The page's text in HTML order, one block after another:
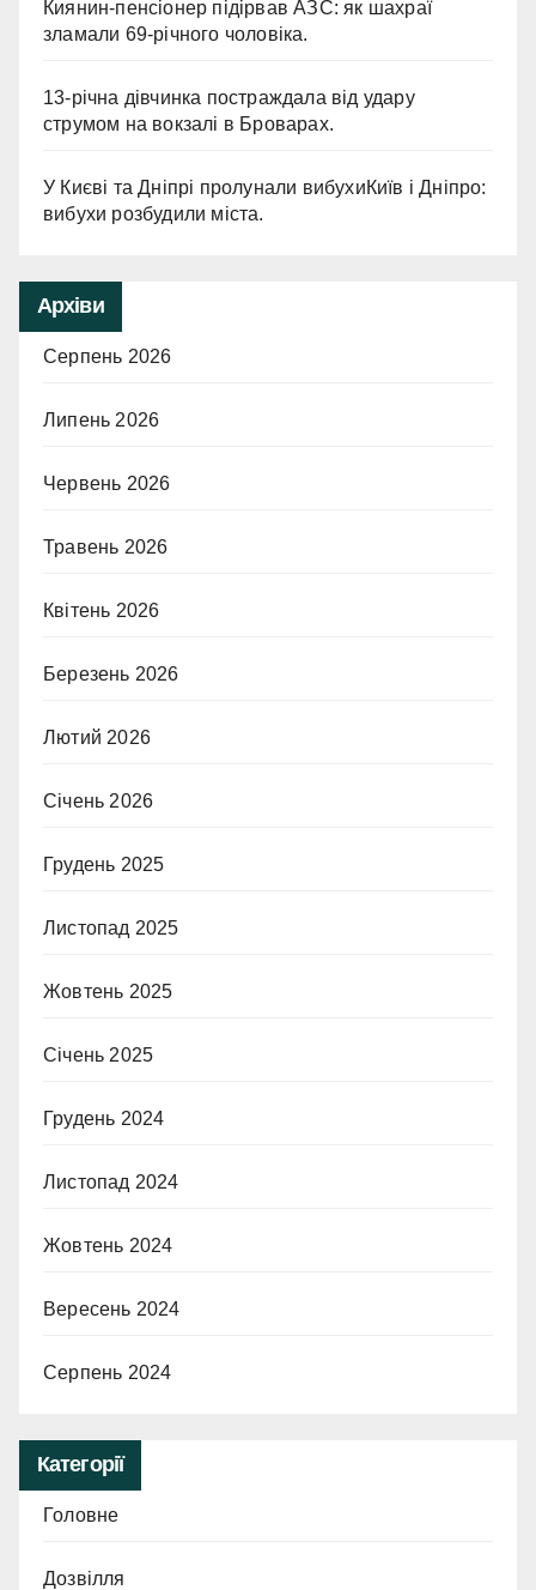
Киянин-пенсіонер підірвав АЗС: як шахраї
зламали 69-річного чоловіка.
13-річна дівчинка постраждала від удару
струмом на вокзалі в Броварах.
У Києві та Дніпрі пролунали вибухиКиїв і Дніпро:
вибухи розбудили міста.
Архіви
Серпень 2026
Липень 2026
Червень 2026
Травень 2026
Квітень 2026
Березень 2026
Лютий 2026
Січень 2026
Грудень 2025
Листопад 2025
Жовтень 2025
Січень 2025
Грудень 2024
Листопад 2024
Жовтень 2024
Вересень 2024
Серпень 2024
Категорії
Головне
Дозвілля